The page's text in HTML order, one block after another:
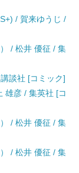
/ 賀来ゆうじ /
/ 松井 優征 / 集
談社 [コミック]
雄彦 / 集英社 [コ
/ 松井 優征 / 集
/ 松井 優征 / 集